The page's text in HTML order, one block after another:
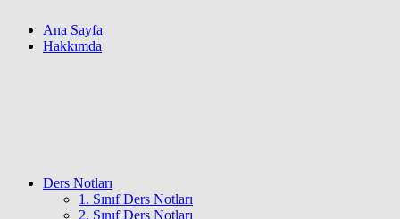
Ana Sayfa
Hakkımda
Ders Notları
1. Sınıf Ders Notları
2. Sınıf Ders Notları